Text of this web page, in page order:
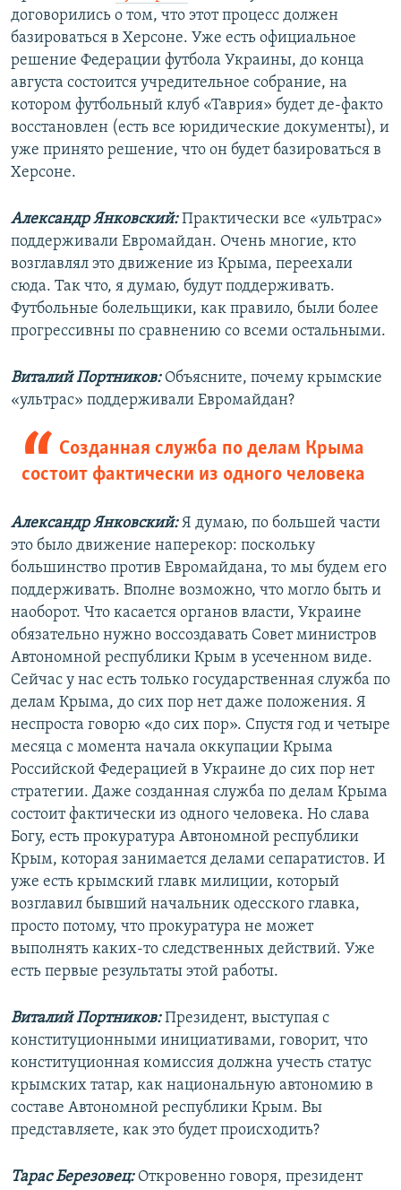
договорились о том, что этот процесс должен
базироваться в Херсоне. Уже есть официальное
решение Федерации футбола Украины, до конца
августа состоится учредительное собрание, на
котором футбольный клуб «Таврия» будет де-факто
восстановлен (есть все юридические документы), и
уже принято решение, что он будет базироваться в
Херсоне.
Александр Янковский:Практически все «ультрас»
поддерживали Евромайдан. Очень многие, кто
возглавлял это движение из Крыма, переехали
сюда. Так что, я думаю, будут поддерживать.
Футбольные болельщики, как правило, были более
прогрессивны по сравнению со всеми остальными.
Виталий Портников: Объясните, почему крымские
«ультрас» поддерживали Евромайдан?
Созданная служба по делам Крыма
состоит фактически из одного человека
Александр Янковский:Я думаю, по большей части
это было движение наперекор: поскольку
большинство против Евромайдана, то мы будем его
поддерживать. Вполне возможно, что могло быть и
наоборот. Что касается органов власти, Украине
обязательно нужно воссоздавать Совет министров
Автономной республики Крым в усеченном виде.
Сейчас у нас есть только государственная служба по
делам Крыма, до сих пор нет даже положения. Я
неспроста говорю «до сих пор». Спустя год и четыре
месяца с момента начала оккупации Крыма
Российской Федерацией в Украине до сих пор нет
стратегии. Даже созданная служба по делам Крыма
состоит фактически из одного человека. Но слава
Богу, есть прокуратура Автономной республики
Крым, которая занимается делами сепаратистов. И
уже есть крымский главк милиции, который
возглавил бывший начальник одесского главка,
просто потому, что прокуратура не может
выполнять каких-то следственных действий. Уже
есть первые результаты этой работы.
Виталий Портников:Президент, выступая с
конституционными инициативами, говорит, что
конституционная комиссия должна учесть статус
крымских татар, как национальную автономию в
составе Автономной республики Крым. Вы
представляете, как это будет происходить?
Тарас Березовец: Откровенно говоря, президент